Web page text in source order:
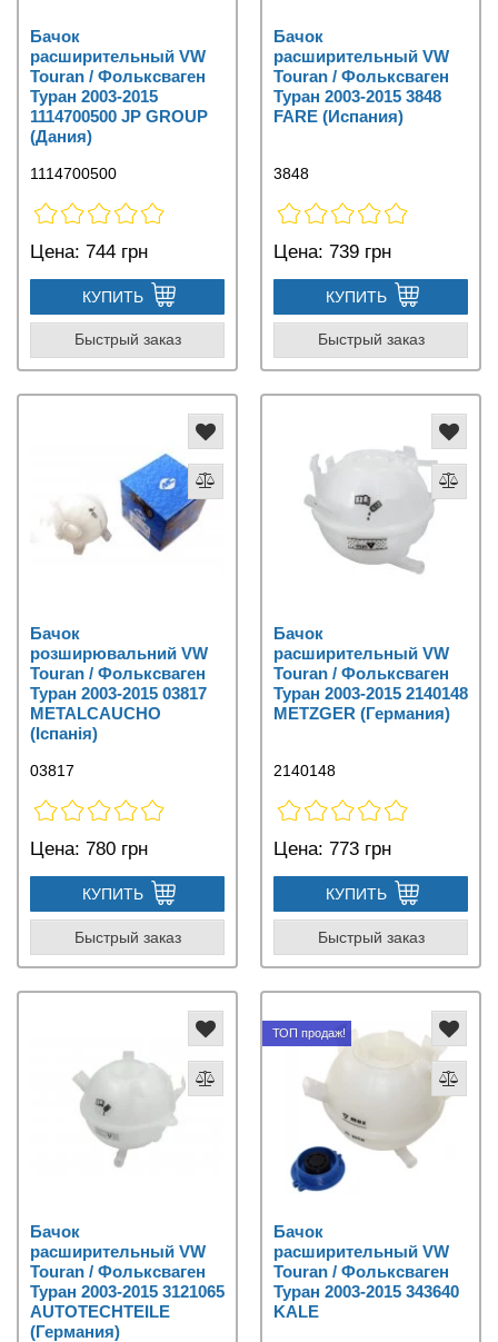
Бачок
расширительный VW
Touran / Фольксваген
Туран 2003-2015
1114700500 JP GROUP
(Дания)
1114700500
Цена: 744 грн
КУПИТЬ
Быстрый заказ
Бачок
расширительный VW
Touran / Фольксваген
Туран 2003-2015 3848
FARE (Испания)
3848
Цена: 739 грн
КУПИТЬ
Быстрый заказ
Бачок
розширювальний VW
Touran / Фольксваген
Туран 2003-2015 03817
METALCAUCHO
(Іспанія)
03817
Цена: 780 грн
КУПИТЬ
Быстрый заказ
Бачок
расширительный VW
Touran / Фольксваген
Туран 2003-2015 2140148
METZGER (Германия)
2140148
Цена: 773 грн
КУПИТЬ
Быстрый заказ
Бачок
расширительный VW
Touran / Фольксваген
Туран 2003-2015 3121065
AUTOTECHTEILE
(Германия)
ТОП продаж!
Бачок
расширительный VW
Touran / Фольксваген
Туран 2003-2015 343640
KALE